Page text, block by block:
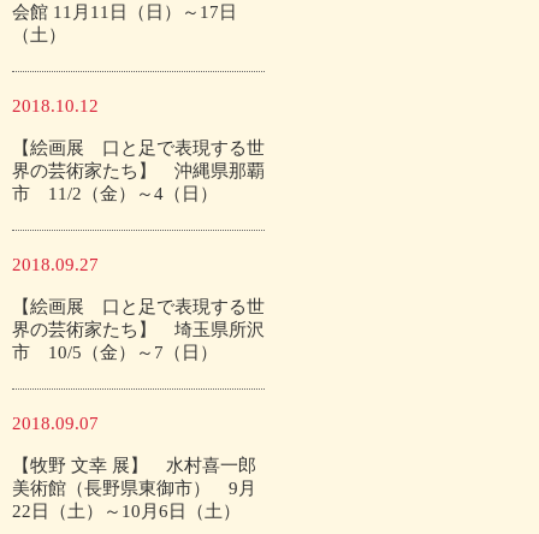
会館 11月11日（日）～17日
（土）
2018.10.12
【絵画展 口と足で表現する世
界の芸術家たち】 沖縄県那覇
市 11/2（金）～4（日）
2018.09.27
【絵画展 口と足で表現する世
界の芸術家たち】 埼玉県所沢
市 10/5（金）～7（日）
2018.09.07
【牧野 文幸 展】 水村喜一郎
美術館（長野県東御市） 9月
22日（土）～10月6日（土）